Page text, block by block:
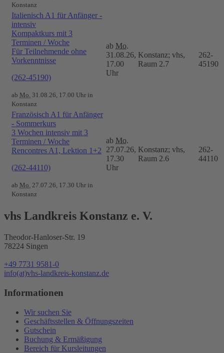
Konstanz
Italienisch A1 für Anfänger -
intensiv
Kompaktkurs mit 3
Terminen / Woche
Für Teilnehmende ohne
Vorkenntnisse
(262-45190)
ab Mo. 31.08.26, 17.00 Uhr in
Konstanz
ab Mo.
31.08.26,
17.00
Uhr
Konstanz; vhs,
Raum 2.7
262-
45190
Französisch A1 für Anfänger
- Sommerkurs
3 Wochen intensiv mit 3
Terminen / Woche
Rencontres A1, Lektion 1+2
(262-44110)
ab Mo. 27.07.26, 17.30 Uhr in
Konstanz
ab Mo.
27.07.26,
17.30
Uhr
Konstanz; vhs,
Raum 2.6
262-
44110
vhs Landkreis Konstanz e. V.
Theodor-Hanloser-Str. 19
78224 Singen
+49 7731 9581-0
info(at)vhs-landkreis-konstanz.de
Informationen
Wir suchen Sie
Geschäftsstellen & Öffnungszeiten
Gutschein
Buchung & Ermäßigung
Bereich für Kursleitungen